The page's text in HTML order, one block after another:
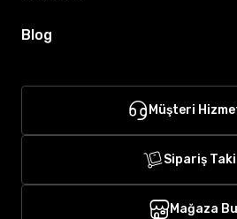
Blog
Müşteri
Sipariş
Mağaza Bul